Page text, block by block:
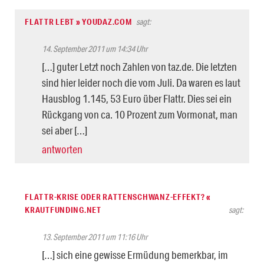
FLATTR LEBT » YOUDAZ.COM sagt:
14. September 2011 um 14:34 Uhr
[…] guter Letzt noch Zahlen von taz.de. Die letzten
sind hier leider noch die vom Juli. Da waren es laut
Hausblog 1.145, 53 Euro über Flattr. Dies sei ein
Rückgang von ca. 10 Prozent zum Vormonat, man
sei aber […]
antworten
FLATTR-KRISE ODER RATTENSCHWANZ-EFFEKT? «
KRAUTFUNDING.NET
sagt:
13. September 2011 um 11:16 Uhr
[…] sich eine gewisse Ermüdung bemerkbar, im